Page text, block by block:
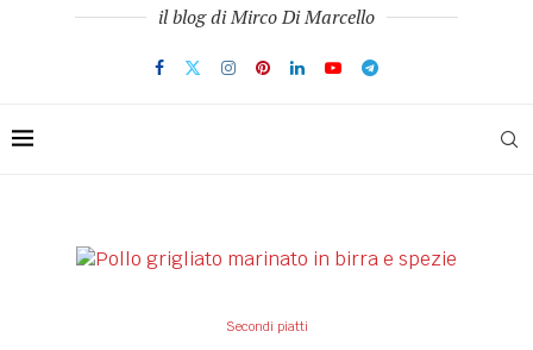
il blog di Mirco Di Marcello
Secondi piatti